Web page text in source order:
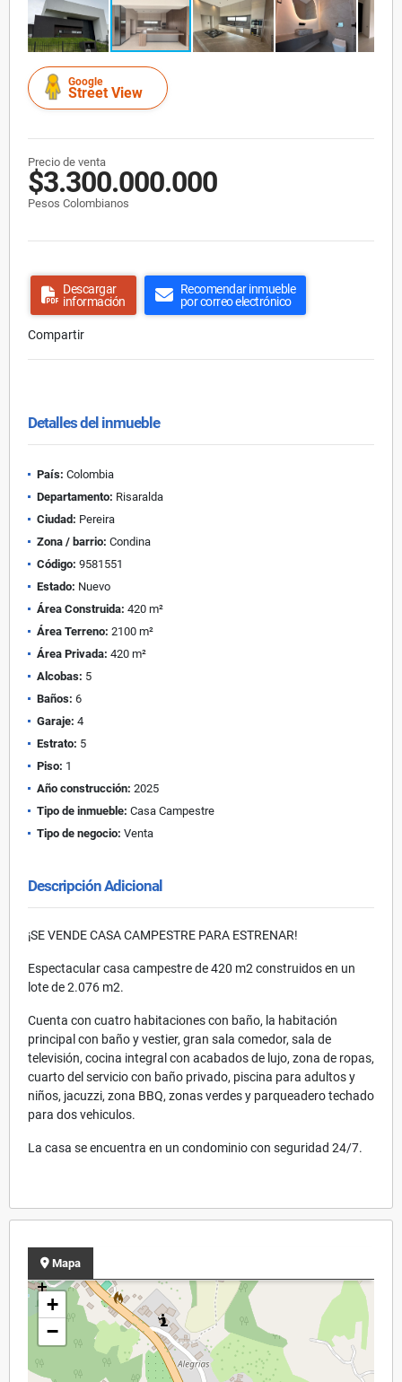
Google
Street View
Precio de venta
$3.300.000.000
Pesos Colombianos
Descargar
información
Recomendar inmueble
por correo electrónico
Compartir
Detalles del inmueble
País: Colombia
Departamento: Risaralda
Ciudad: Pereira
Zona / barrio: Condina
Código: 9581551
Estado: Nuevo
Área Construida: 420 m²
Área Terreno: 2100 m²
Área Privada: 420 m²
Alcobas: 5
Baños: 6
Garaje: 4
Estrato: 5
Piso: 1
Año construcción: 2025
Tipo de inmueble: Casa Campestre
Tipo de negocio: Venta
Descripción Adicional
¡SE VENDE CASA CAMPESTRE PARA ESTRENAR!
Espectacular casa campestre de 420 m2 construidos en un
lote de 2.076 m2.
Cuenta con cuatro habitaciones con baño, la habitación
principal con baño y vestier, gran sala comedor, sala de
televisión, cocina integral con acabados de lujo, zona de ropas,
cuarto del servicio con baño privado, piscina para adultos y
niños, jacuzzi, zona BBQ, zonas verdes y parqueadero techado
para dos vehiculos.
La casa se encuentra en un condominio con seguridad 24/7.
Mapa
+
−